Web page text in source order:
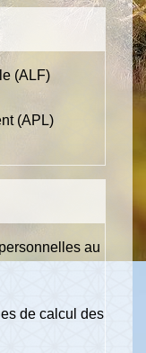
(ALF)
(APL)
au
de calcul des